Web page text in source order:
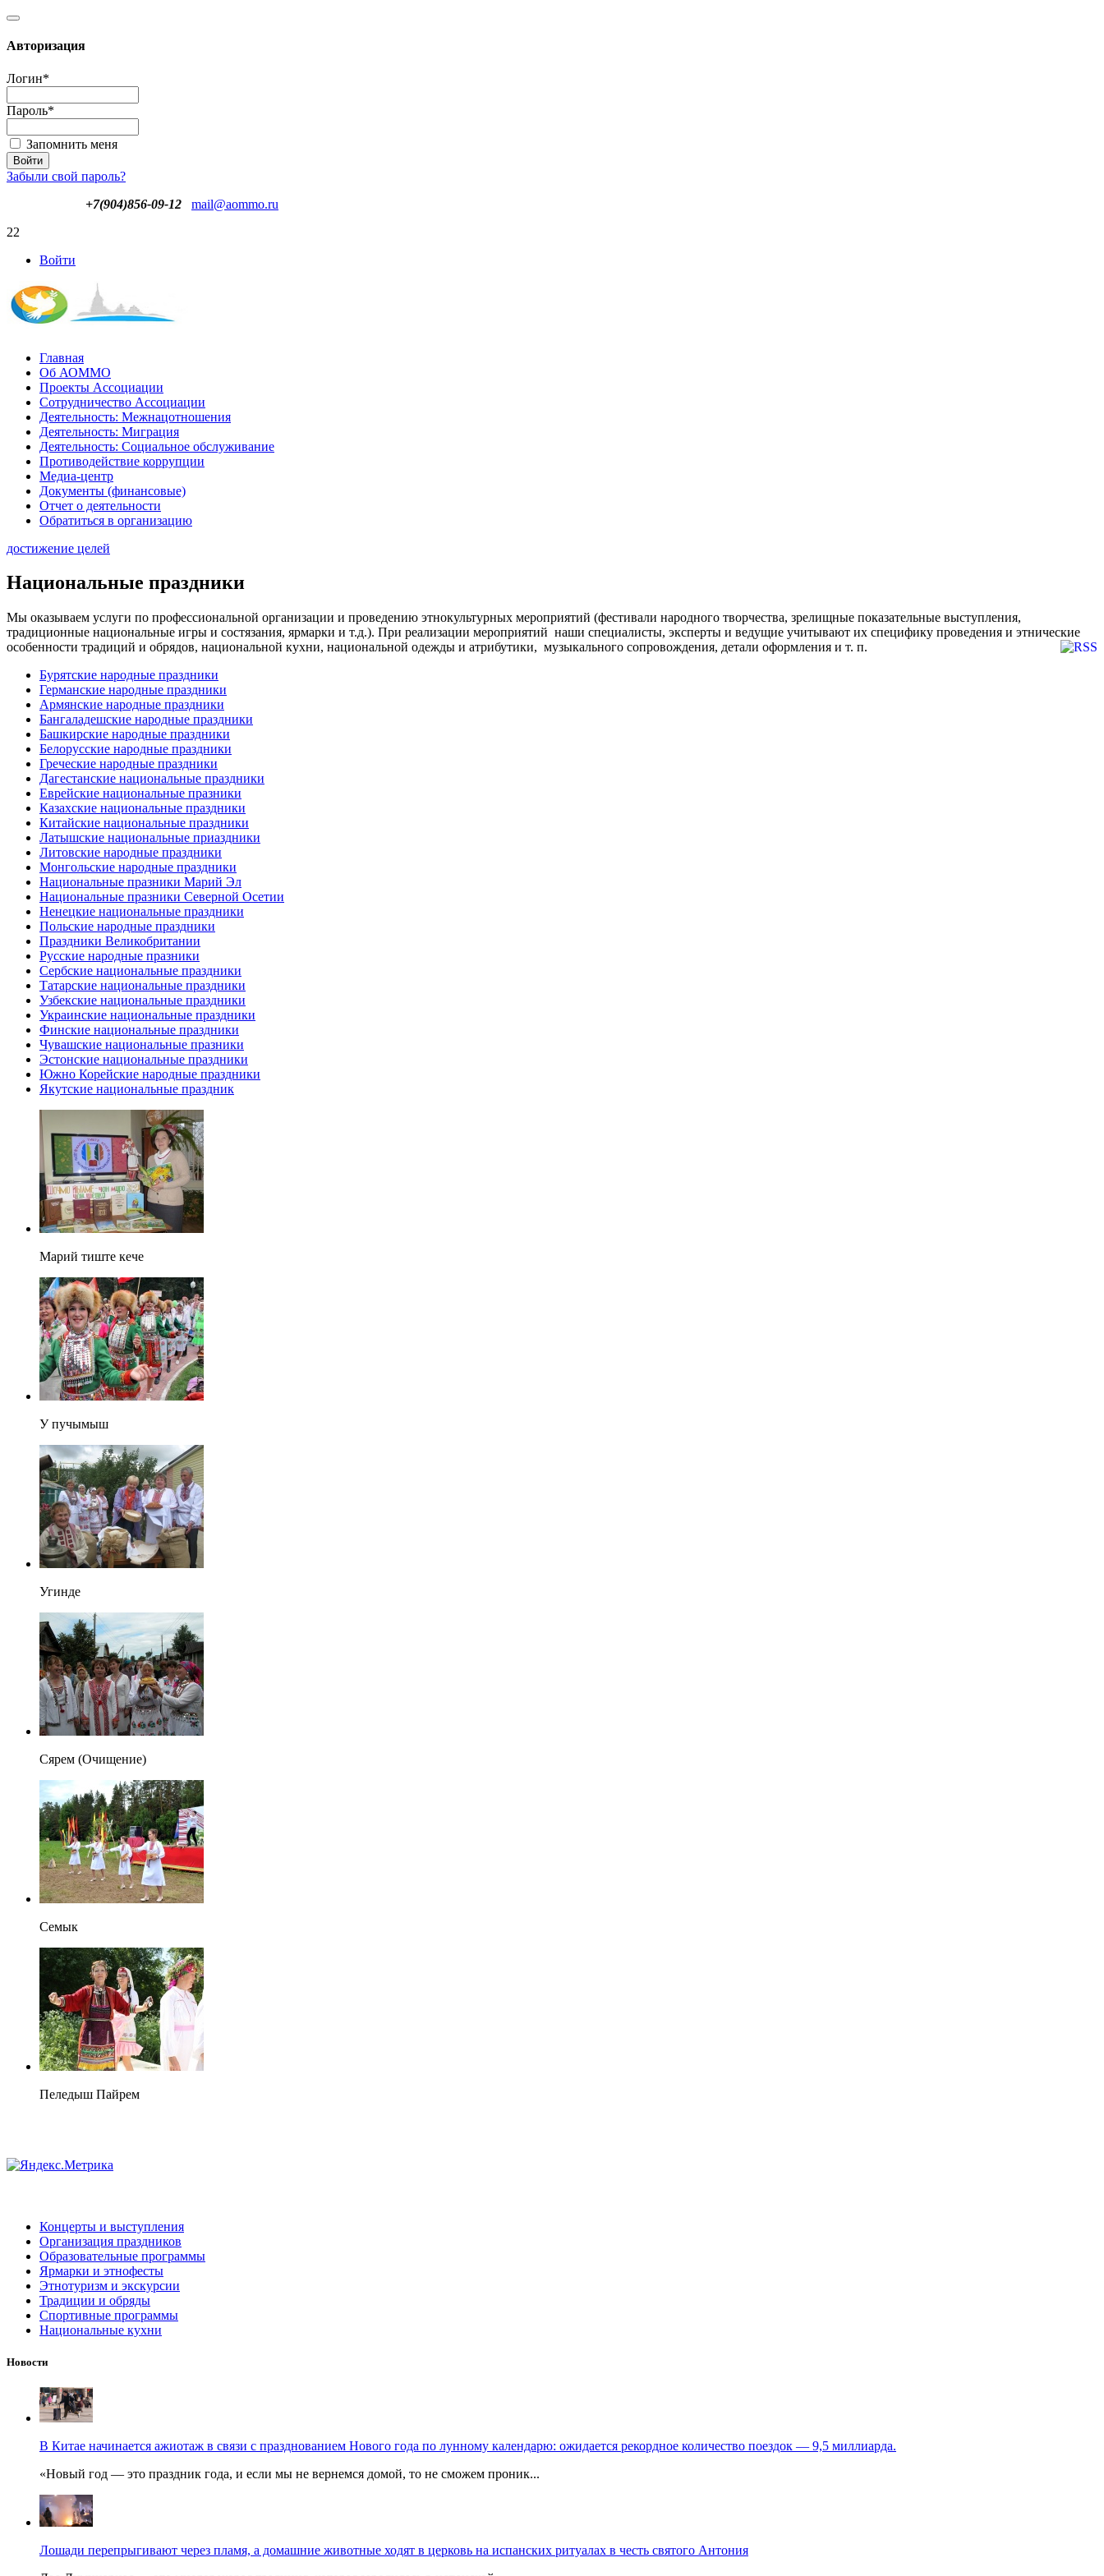
Авторизация
Логин*
Пароль*
Запомнить меня
Забыли свой пароль?
+7(904)856-09-12
mail@aommo.ru
22
Войти
Главная
Об АОММО
Проекты Ассоциации
Сотрудничество Ассоциации
Деятельность: Межнацотношения
Деятельность: Миграция
Деятельность: Социальное обслуживание
Противодействие коррупции
Медиа-центр
Документы (финансовые)
Отчет о деятельности
Обратиться в организацию
достижение целей
Национальные праздники
Мы оказываем услуги по профессиональной организации и проведению этнокультурных мероприятий (фестивали народного творчества, зрелищные показательные выступления,
традиционные национальные игры и состязания, ярмарки и т.д.). При реализации мероприятий наши специалисты, эксперты и ведущие учитывают их специфику проведения и этнические
особенности традиций и обрядов, национальной кухни, национальной одежды и атрибутики, музыкального сопровождения, детали оформления и т. п.
Бурятские народные праздники
Германские народные праздники
Армянские народные праздники
Бангаладешские народные праздники
Башкирские народные праздники
Белорусские народные праздники
Греческие народные праздники
Дагестанские национальные праздники
Еврейские национальные празники
Казахские национальные праздники
Китайские национальные праздники
Латышские национальные приаздники
Литовские народные праздники
Монгольские народные праздники
Национальные празники Марий Эл
Национальные празники Северной Осетии
Ненецкие национальные праздники
Польские народные праздники
Праздники Великобритании
Русские народные празники
Сербские национальные праздники
Татарские национальные праздники
Узбекские национальные праздники
Украинские национальные праздники
Финские национальные праздники
Чувашские национальные празники
Эстонские национальные праздники
Южно Корейские народные праздники
Якутские национальные праздник
Марий тиште кече
У пучымыш
Угинде
Сярем (Очищение)
Семык
Пеледыш Пайрем
Концерты и выступления
Организация праздников
Образовательные программы
Ярмарки и этнофесты
Этнотуризм и экскурсии
Традиции и обряды
Спортивные программы
Национальные кухни
Новости
В Китае начинается ажиотаж в связи с празднованием Нового года по лунному календарю: ожидается рекордное количество поездок — 9,5 миллиарда.
«Новый год — это праздник года, и если мы не вернемся домой, то не сможем проник...
Лошади перепрыгивают через пламя, а домашние животные ходят в церковь на испанских ритуалах в честь святого Антония